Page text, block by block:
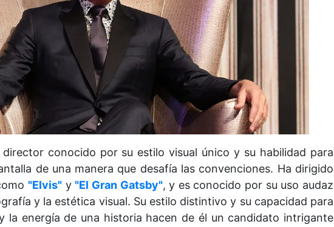
conocido por su estilo visual único y su habilidad para
de una manera que desafía las convenciones. Ha dirigido
"Elvis"y"El Gran Gatsby", y es conocido por su uso audaz
y la estética visual. Su estilo distintivo y su capacidad para
la energía de una historia hacen de él un candidato intrigante